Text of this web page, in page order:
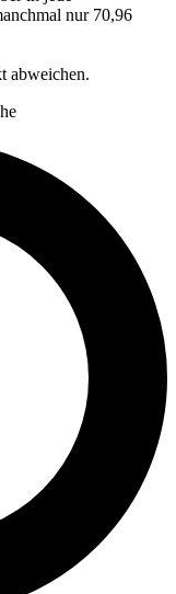
nur 70,96
abweichen.